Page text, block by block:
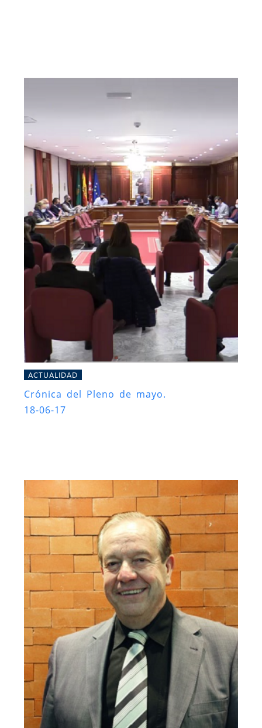
ACTUALIDAD
Crónica del Pleno de mayo.
18-06-17